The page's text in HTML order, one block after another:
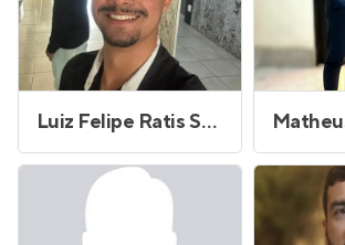
Luiz Felipe Ratis Santos